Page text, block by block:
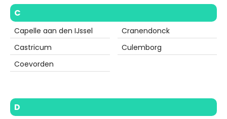
C
Capelle aan den IJssel
Castricum
Coevorden
Cranendonck
Culemborg
D